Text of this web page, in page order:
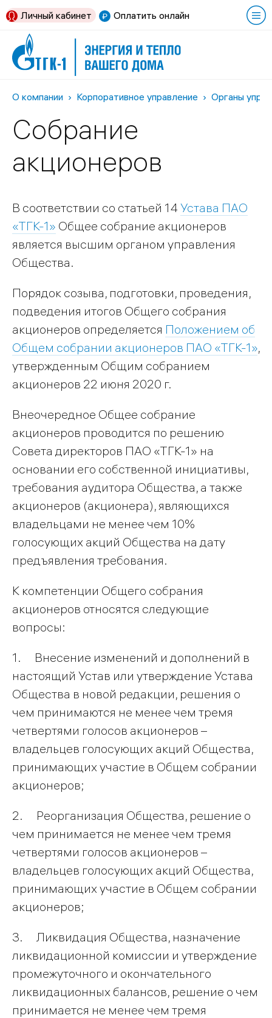
Оплатить онлайн
Личный кабинет
О компании Корпоративное управление Органы
Собрание
акционеров
В соответствии со статьей 14 Устава ПАО
«ТГК-1» Общее собрание акционеров
является высшим органом управления
Общества.
Порядок созыва, подготовки, проведения,
подведения итогов Общего собрания
акционеров определяется Положением об
Общем собрании акционеров ПАО «ТГК-1»,
утвержденным Общим собранием
акционеров 22 июня 2020 г.
Внеочередное Общее собрание
акционеров проводится по решению
Совета директоров ПАО «ТГК-1» на
основании его собственной инициативы,
требования аудитора Общества, а также
акционеров (акционера), являющихся
владельцами не менее чем 10%
голосующих акций Общества на дату
предъявления требования.
К компетенции Общего собрания
акционеров относятся следующие
вопросы:
1. Внесение изменений и дополнений в
настоящий Устав или утверждение Устава
Общества в новой редакции, решения о
чем принимаются не менее чем тремя
четвертями голосов акционеров –
владельцев голосующих акций Общества,
принимающих участие в Общем собрании
акционеров;
2. Реорганизация Общества, решение о
чем принимается не менее чем тремя
четвертями голосов акционеров –
владельцев голосующих акций Общества,
принимающих участие в Общем собрании
акционеров;
3. Ликвидация Общества, назначение
ликвидационной комиссии и утверждение
промежуточного и окончательного
ликвидационных балансов, решение о чем
принимается не менее чем тремя